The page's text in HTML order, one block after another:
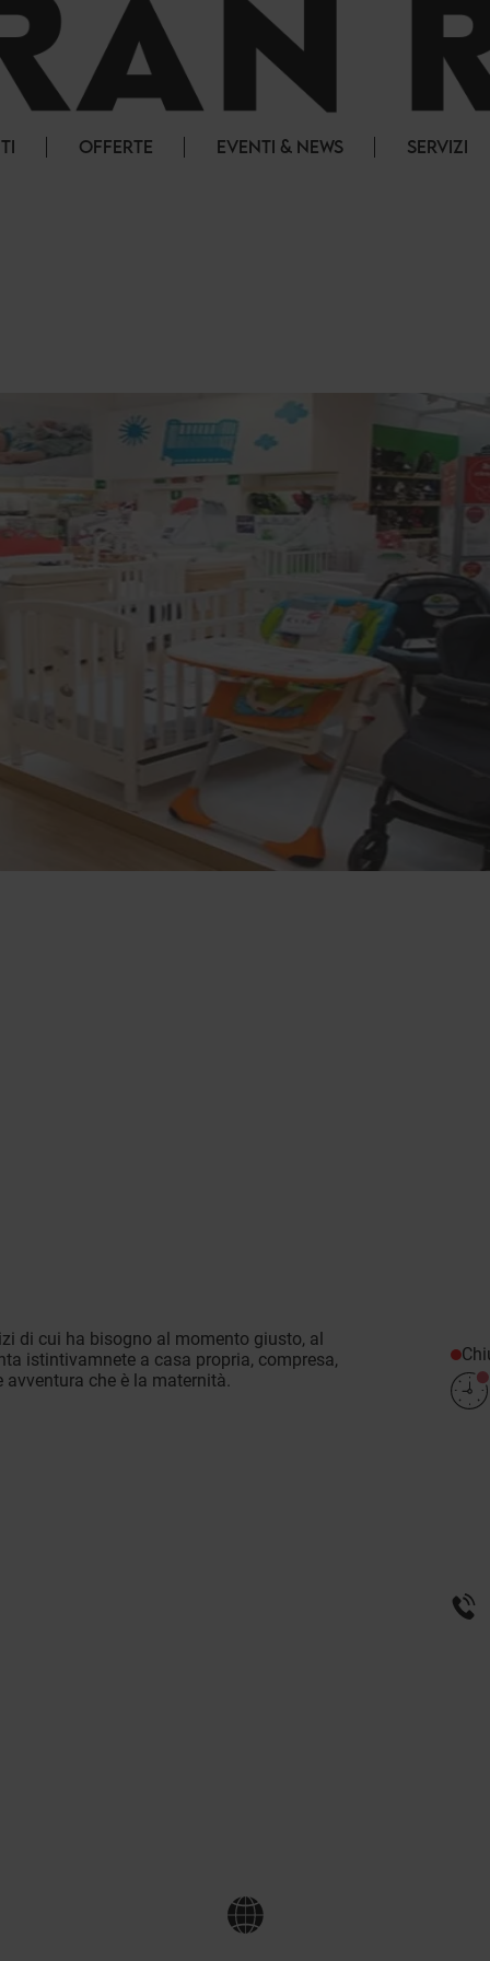
OFFERTE EVENTI & NEWS SERVIZI
di cui ha bisogno al momento giusto, al
istintivamnete a casa propria, compresa,
che è la maternità.